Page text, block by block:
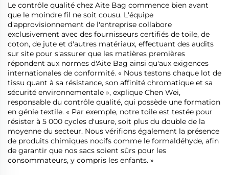
Le contrôle qualité chez Aite Bag commence bien avant
que le moindre fil ne soit cousu. L'équipe
d'approvisionnement de l'entreprise collabore
exclusivement avec des fournisseurs certifiés de toile, de
coton, de jute et d'autres matériaux, effectuant des audits
sur site pour s'assurer que les matières premières
répondent aux normes d'Aite Bag ainsi qu'aux exigences
internationales de conformité. « Nous testons chaque lot de
tissu quant à sa résistance, son affinité chromatique et sa
sécurité environnementale », explique Chen Wei,
responsable du contrôle qualité, qui possède une formation
en génie textile. « Par exemple, notre toile est testée pour
résister à 5 000 cycles d'usure, soit plus du double de la
moyenne du secteur. Nous vérifions également la présence
de produits chimiques nocifs comme le formaldéhyde, afin
de garantir que nos sacs soient sûrs pour les
consommateurs, y compris les enfants. »